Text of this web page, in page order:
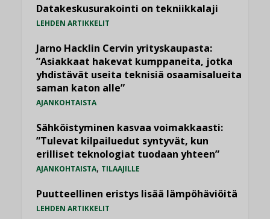
Datakeskusurakointi on tekniikkalaji
LEHDEN ARTIKKELIT
Jarno Hacklin Cervin yrityskaupasta:
”Asiakkaat hakevat kumppaneita, jotka
yhdistävät useita teknisiä osaamisalueita
saman katon alle”
AJANKOHTAISTA
Sähköistyminen kasvaa voimakkaasti:
”Tulevat kilpailuedut syntyvät, kun
erilliset teknologiat tuodaan yhteen”
AJANKOHTAISTA, TILAAJILLE
Puutteellinen eristys lisää lämpöhäviöitä
LEHDEN ARTIKKELIT